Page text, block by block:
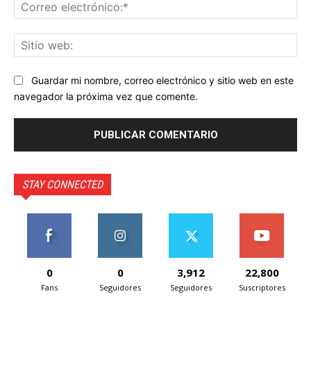
Guardar mi nombre, correo electrónico y sitio web en este
navegador la próxima vez que comente.
STAY CONNECTED
0
Fans
0
Seguidores
3,912
Seguidores
22,800
Suscriptores